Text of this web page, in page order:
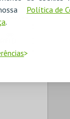
Política de
.